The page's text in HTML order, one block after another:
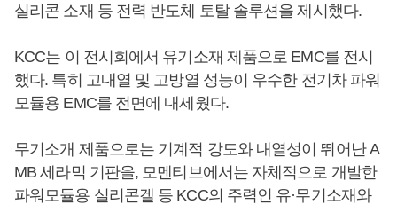
실리콘 소재 등 전력 반도체 토탈 솔루션을 제시했다.
KCC는 이 전시회에서 유기소재 제품으로 EMC를 전시
했다. 특히 고내열 및 고방열 성능이 우수한 전기차 파워
모듈용 EMC를 전면에 내세웠다.
무기소개 제품으로는 기계적 강도와 내열성이 뛰어난 A
MB 세라믹 기판을, 모멘티브에서는 자체적으로 개발한
파워모듈용 실리콘겔 등 KCC의 주력인 유·무기소재와